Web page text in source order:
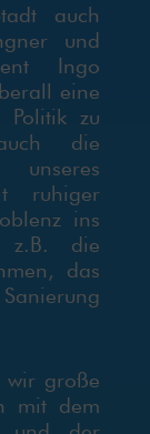
auch
und
Ingo
eine
Politik zu
die
ruhiger
ins
z.B. die
das
wir große
mit dem